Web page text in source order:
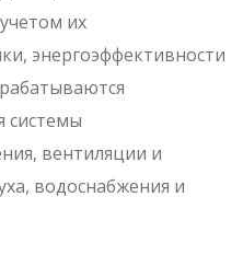
их
энергоэффективности
системы
вентиляции и
водоснабжения и